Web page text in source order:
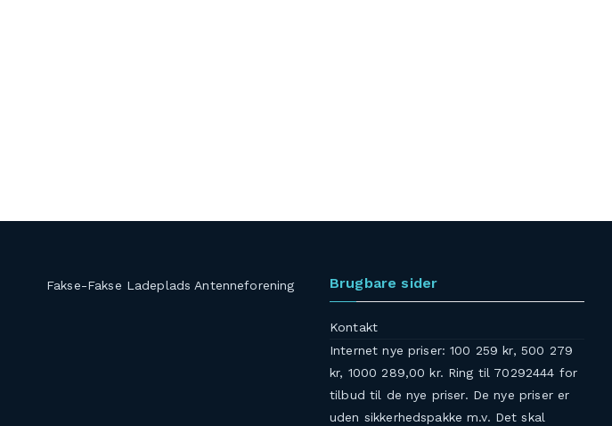
Fakse-Fakse Ladeplads Antenneforening Brugbare sider
Kontakt
Internet nye priser: 100 259 kr, 500 279
kr, 1000 289,00 kr. Ring til 70292444 for
tilbud til de nye priser. De nye priser er
uden sikkerhedspakke m.v. Det skal